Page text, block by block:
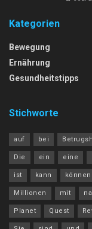
Kategorien
Bewegung
Ernährung
Gesundheitstipps
Stichworte
auf bei
Die ein eine
ist kann können
Millionen mit
Planet Quest